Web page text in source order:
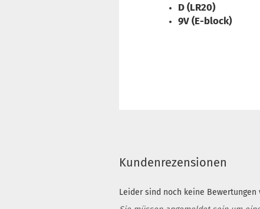
D (LR20)
9V (E-block)
Kundenrezensionen
Leider sind noch keine